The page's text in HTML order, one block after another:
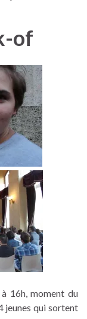
of
16h, moment du
jeunes qui sortent